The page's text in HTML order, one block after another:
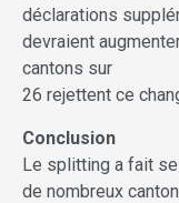
déclarations
devraient
cantons sur
26 rejettent ce
Conclusion
Le splitting a fait
de nombreux